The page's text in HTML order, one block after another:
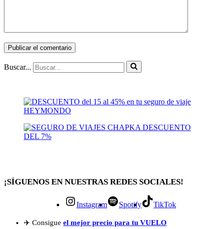
Buscar...
¡SÍGUENOS EN NUESTRAS REDES SOCIALES!
Instagram Spotify TikTok
✈️ Consigue el mejor precio para tu VUELO